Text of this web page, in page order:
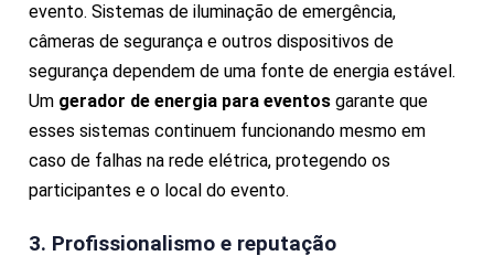
evento. Sistemas de iluminação de emergência,
câmeras de segurança e outros dispositivos de
segurança dependem de uma fonte de energia estável.
Um gerador de energia para eventos garante que
esses sistemas continuem funcionando mesmo em
caso de falhas na rede elétrica, protegendo os
participantes e o local do evento.
3. Profissionalismo e reputação